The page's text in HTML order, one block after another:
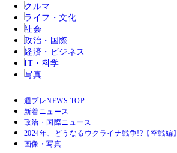
クルマ
ライフ・文化
社会
政治・国際
経済・ビジネス
IT・科学
写真
週プレNEWS TOP
新着ニュース
政治・国際ニュース
2024年、どうなるウクライナ戦争!?【空戦編】
画像・写真